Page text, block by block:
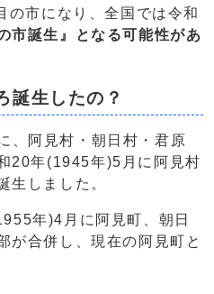
市になり、全国では令和
市誕生』となる可能性があ
誕生したの？
阿見村・朝日村・君原
20年(1945年)5月に阿見村
生しました。
年)4月に阿見町、朝日
が合併し、現在の阿見町と